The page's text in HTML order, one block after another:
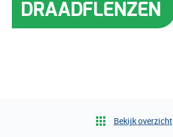
DRAADFLENZEN
Bekijk overzicht